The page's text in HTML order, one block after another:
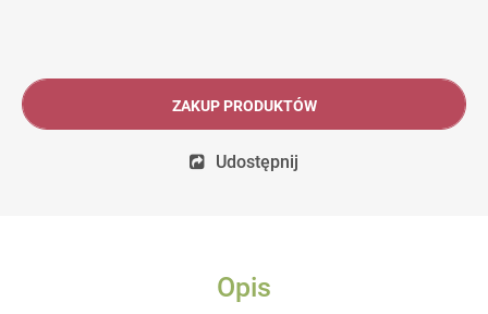
ZAKUP PRODUKTÓW
Udostępnij
Opis